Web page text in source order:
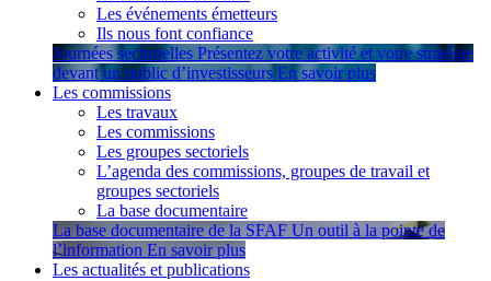
Les événements émetteurs
Ils nous font confiance
Journées sectorielles Présentez votre activité et votre stratégie
devant un public d’investisseurs En savoir plus
Les commissions
Les travaux
Les commissions
Les groupes sectoriels
L’agenda des commissions, groupes de travail et
groupes sectoriels
La base documentaire
La base documentaire de la SFAF Un outil à la pointe de
l’information En savoir plus
Les actualités et publications